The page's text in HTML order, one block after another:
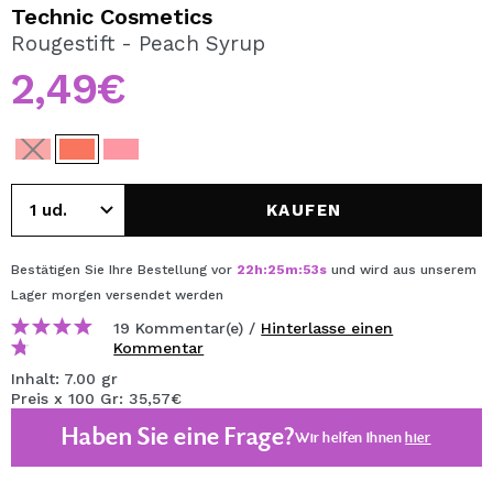
REGISTRIEREN
Durch die Erstellung eines Kontos bei Maquillalia.de
können Sie Ihre Einkäufe schnell tätigen, den Status Ihrer
einsehen.
BENUTZERKONTO ERSTELLEN
Technic Cosmetics
Rougestift - Peach Syrup
2,49€
KAUFEN
Bestätigen Sie Ihre Bestellung vor 22h:25m:53s und wird aus unserem
Lager morgen versendet werden
19 Kommentar(e) / Hinterlasse einen
Kommentar
Inhalt: 7.00 gr
Preis x 100 Gr: 35,57€
Haben Sie eine Frage?Wir helfen Ihnenhier